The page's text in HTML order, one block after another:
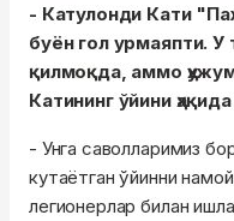
- Катулонди Кати
буён гол урмаяпти. У
қилмоқда, аммо
Катининг ўйини
- Унга саволларимиз
кутаётган ўйинни
легионерлар билан